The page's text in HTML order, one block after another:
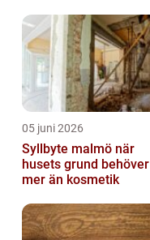
05 juni 2026
Syllbyte malmö när
husets grund behöver
mer än kosmetik